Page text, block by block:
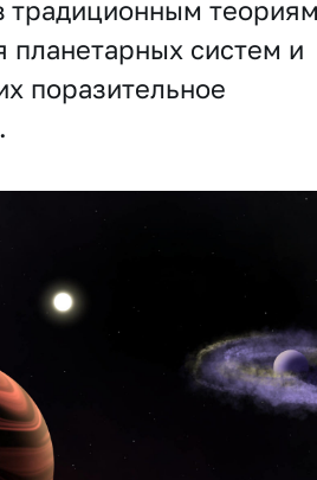
традиционным
планетарных систем и
поразительное